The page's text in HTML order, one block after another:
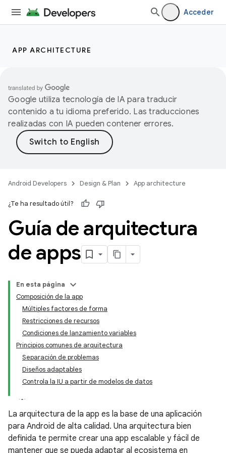
Acceder
APP ARCHITECTURE
Google utiliza tecnología de IA para traducir
contenido a tu idioma preferido. Las traducciones
realizadas con IA pueden contener errores.
Android Developers Design & Plan App architecture
¿Te ha resultado útil?
Guía de arquitectura
de apps
En esta página
Composición de la app
Múltiples factores de forma
Restricciones de recursos
Condiciones de lanzamiento variables
Principios comunes de arquitectura
Separación de problemas
Diseños adaptables
Controla la IU a partir de modelos de datos
La arquitectura de la app es la base de una aplicación
para Android de alta calidad. Una arquitectura bien
definida te permite crear una app escalable y fácil de
mantener que se pueda adaptar al ecosistema en